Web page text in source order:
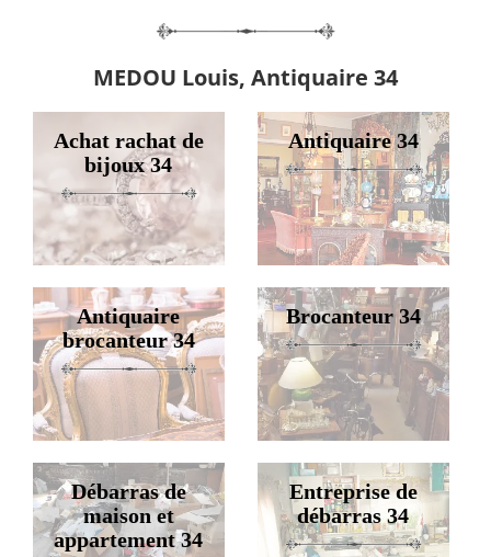
MEDOU Louis, Antiquaire 34
Achat rachat de
bijoux 34
Antiquaire 34
Antiquaire
brocanteur 34
Brocanteur 34
Débarras de
maison et
appartement 34
Entreprise de
débarras 34